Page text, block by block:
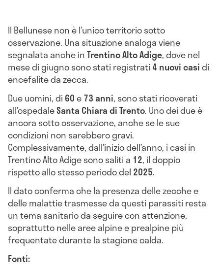
Il Bellunese non è l’unico territorio sotto
osservazione. Una situazione analoga viene
segnalata anche inTrentino Alto Adige, dove nel
mese di giugno sono stati registrati 4 nuovi casidi
encefalite da zecca.
Due uomini, di 60e73 anni, sono stati ricoverati
all’ospedaleSanta Chiara di Trento. Uno dei due è
ancora sotto osservazione, anche se le sue
condizioni non sarebbero gravi.
Complessivamente, dall’inizio dell’anno, i casi in
Trentino Alto Adige sono saliti a 12, il doppio
rispetto allo stesso periodo del 2025.
Il dato conferma che la presenza delle zecche e
delle malattie trasmesse da questi parassiti resta
un tema sanitario da seguire con attenzione,
soprattutto nelle aree alpine e prealpine più
frequentate durante la stagione calda.
Fonti: